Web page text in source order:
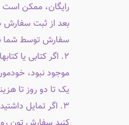
رایگان، ممکن
بعد از ثبت سفارش
سفارش توسط شما
۲. اگر کتابی یا
موجود نبود،
یک تا دو روز تا
۳. اگر تمایل